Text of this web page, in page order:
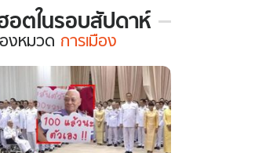
อตในรอบสัปดาห์
งหมวด การเมือง